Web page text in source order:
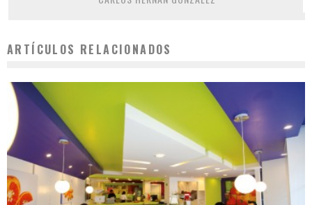
ARTÍCULOS RELACIONADOS